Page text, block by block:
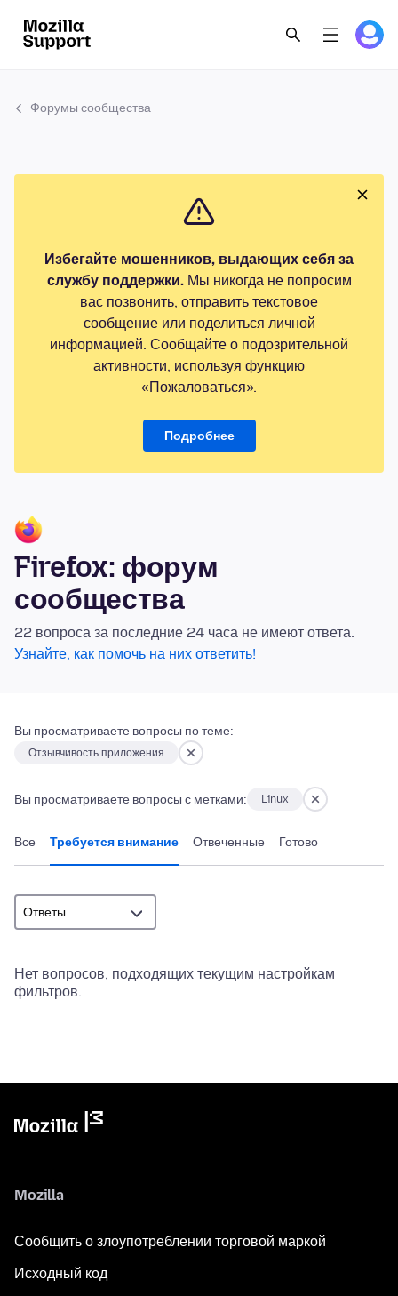
Форумы сообщества
Избегайте мошенников, выдающих себя за
службу поддержки.Мы никогда не попросим
вас позвонить, отправить текстовое
сообщение или поделиться личной
информацией. Сообщайте о подозрительной
активности, используя функцию
«Пожаловаться».
Подробнее
Firefox: форум
сообщества
22 вопроса за последние 24 часа не имеют ответа.
Узнайте, как помочь на них ответить!
Вы просматриваете вопросы по теме:
Отзывчивость приложения
Вы просматриваете вопросы с метками: Linux
Все Требуется внимание Отвеченные Готово
Нет вопросов, подходящих текущим настройкам
фильтров.
Mozilla
Сообщить о злоупотреблении торговой маркой
Исходный код